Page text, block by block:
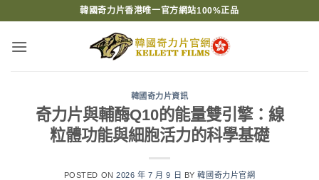
content
韓國奇力片香港唯一官方網站100%正品
韓國奇力片資訊
奇力片與輔酶Q10的能量雙引擎：線
粒體功能與細胞活力的科學基礎
POSTED ON2026 年 7 月 9 日 BY韓國奇力片官網